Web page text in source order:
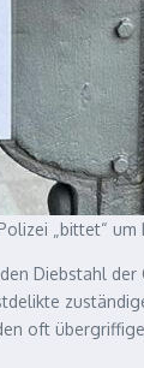
„bittet“ um
Diebstahl
oft